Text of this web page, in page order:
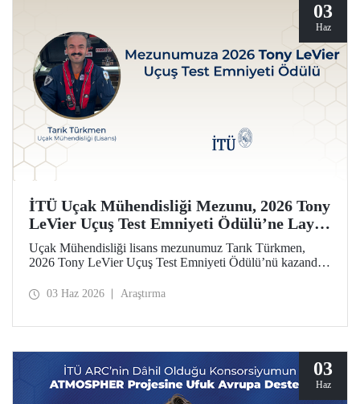
03
Haz
İTÜ Uçak Mühendisliği Mezunu, 2026 Tony
LeVier Uçuş Test Emniyeti Ödülü’ne Layık
Görüldü
Uçak Mühendisliği lisans mezunumuz Tarık Türkmen,
2026 Tony LeVier Uçuş Test Emniyeti Ödülü’nü kazandı.
emniyetine ve literatürüne sağladığı katkıyla bu prestijli
03 Haz 2026 Araştırma
03
Haz